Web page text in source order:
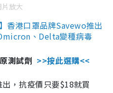
放大
香港口罩品牌Savewo推出
、Delta變種病毒
測試劑 >>按此選購<<
，抗疫價只要$18就買